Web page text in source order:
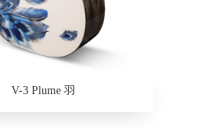
V-3 Plume 羽